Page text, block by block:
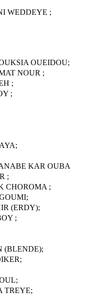
WEDDEYE ;
OUEIDOU;
NOUR ;
;
;
KAR OUBA
;
CHOROMA ;
(ERDY);
;
(BLENDE);
TREYE;